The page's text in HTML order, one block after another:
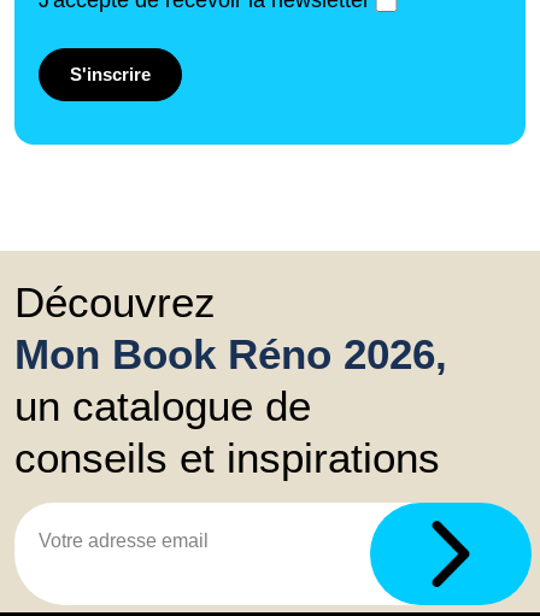
S'inscrire
Découvrez
Mon Book Réno 2026,
un catalogue de
conseils et inspirations